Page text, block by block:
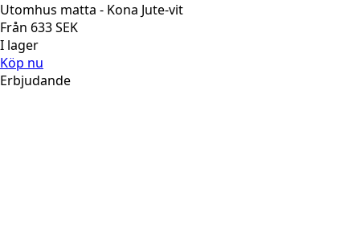
Utomhus matta - Kona Jute-vit
Från 633SEK
I lager
Köp nu
Erbjudande